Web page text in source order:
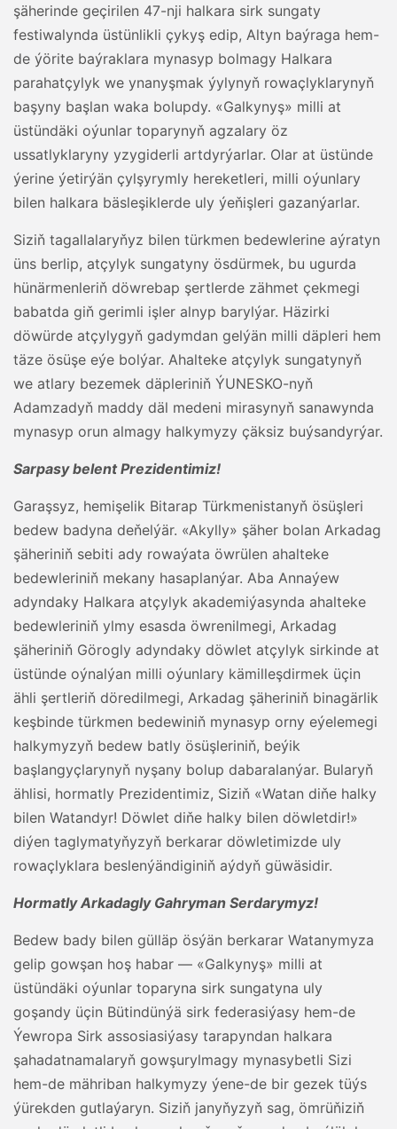
şäherinde geçirilen 47-nji halkara sirk sungaty
festiwalynda üstünlikli çykyş edip, Altyn baýraga hem-
de ýörite baýraklara mynasyp bolmagy Halkara
parahatçylyk we ynanyşmak ýylynyň rowaçlyklarynyň
başyny başlan waka bolupdy. «Galkynyş» milli at
üstündäki oýunlar toparynyň agzalary öz
ussatlyklaryny yzygiderli artdyrýarlar. Olar at üstünde
ýerine ýetirýän çylşyrymly hereketleri, milli oýunlary
bilen halkara bäsleşiklerde uly ýeňişleri gazanýarlar.
Siziň tagallalaryňyz bilen türkmen bedewlerine aýratyn
üns berlip, atçylyk sungatyny ösdürmek, bu ugurda
hünärmenleriň döwrebap şertlerde zähmet çekmegi
babatda giň gerimli işler alnyp barylýar. Häzirki
döwürde atçylygyň gadymdan gelýän milli däpleri hem
täze ösüşe eýe bolýar. Ahalteke atçylyk sungatynyň
we atlary bezemek däpleriniň ÝUNESKO-nyň
Adamzadyň maddy däl medeni mirasynyň sanawynda
mynasyp orun almagy halkymyzy çäksiz buýsandyrýar.
Sarpasy belent Prezidentimiz!
Garaşsyz, hemişelik Bitarap Türkmenistanyň ösüşleri
bedew badyna deňelýär. «Akylly» şäher bolan Arkadag
şäheriniň sebiti ady rowaýata öwrülen ahalteke
bedewleriniň mekany hasaplanýar. Aba Annaýew
adyndaky Halkara atçylyk akademiýasynda ahalteke
bedewleriniň ylmy esasda öwrenilmegi, Arkadag
şäheriniň Görogly adyndaky döwlet atçylyk sirkinde at
üstünde oýnalýan milli oýunlary kämilleşdirmek üçin
ähli şertleriň döredilmegi, Arkadag şäheriniň binagärlik
keşbinde türkmen bedewiniň mynasyp orny eýelemegi
halkymyzyň bedew batly ösüşleriniň, beýik
başlangyçlarynyň nyşany bolup dabaralanýar. Bularyň
ählisi, hormatly Prezidentimiz, Siziň «Watan diňe halky
bilen Watandyr! Döwlet diňe halky bilen döwletdir!»
diýen taglymatyňyzyň berkarar döwletimizde uly
rowaçlyklara beslenýändiginiň aýdyň güwäsidir.
Hormatly Arkadagly Gahryman Serdarymyz!
Bedew bady bilen gülläp ösýän berkarar Watanymyza
gelip gowşan hoş habar — «Galkynyş» milli at
üstündäki oýunlar toparyna sirk sungatyna uly
goşandy üçin Bütindünýä sirk federasiýasy hem-de
Ýewropa Sirk assosiasiýasy tarapyndan halkara
şahadatnamalaryň gowşurylmagy mynasybetli Sizi
hem-de mähriban halkymyzy ýene-de bir gezek tüýs
ýürekden gutlaýaryn. Siziň janyňyzyň sag, ömrüňiziň